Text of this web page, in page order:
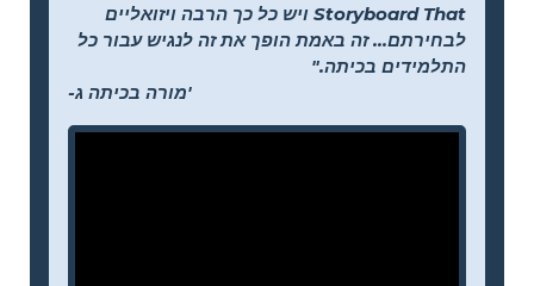
Storyboard That ויש כל כך הרבה ויזואליים
לבחירתם... זה באמת הופך את זה לנגיש עבור כל
התלמידים בכיתה."
-מורה בכיתה ג'